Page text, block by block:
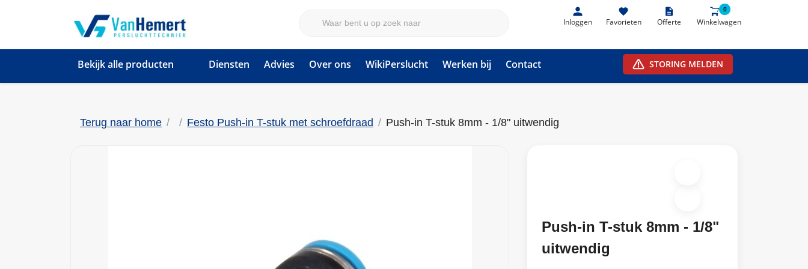
Inloggen Favorieten Offerte
0
Winkelwagen
Bekijk alle producten Diensten Advies Over ons WikiPerslucht Werken bij Contact STORING MELDEN
Terug naar home Festo Push-in T-stuk met schroefdraad Push-in T-stuk 8mm - 1/8" uitwendig
Push-in T-stuk 8mm - 1/8"
uitwendig